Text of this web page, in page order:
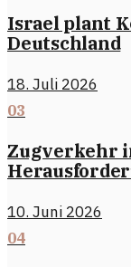
Israel plant
Deutschland
18. Juli 2026
03
Zugverkehr
10. Juni 2026
04